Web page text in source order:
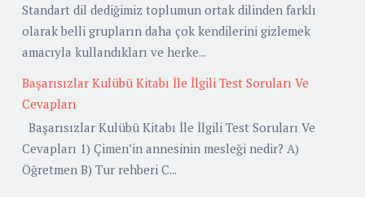
Standart dil dediğimiz toplumun ortak dilinden farklı
olarak belli grupların daha çok kendilerini gizlemek
amacıyla kullandıkları ve herke...
Başarısızlar Kulübü Kitabı İle İlgili Test Soruları Ve
Cevapları
Başarısızlar Kulübü Kitabı İle İlgili Test Soruları Ve
Cevapları 1) Çimen’in annesinin mesleği nedir? A)
Öğretmen B) Tur rehberi C...